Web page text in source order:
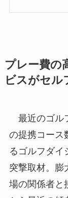
プレー費の
ビスがセル
最近のゴル
の提携コース
るゴルフダイ
突撃取材。膨
場の関係者と